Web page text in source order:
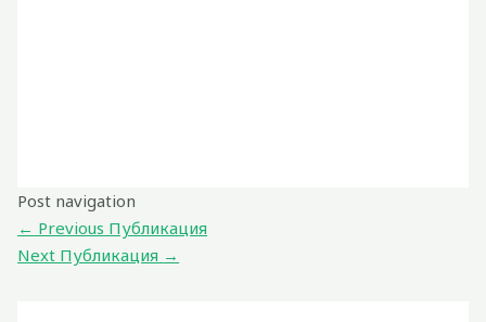
Post navigation
← Previous Публикация
Next Публикация →